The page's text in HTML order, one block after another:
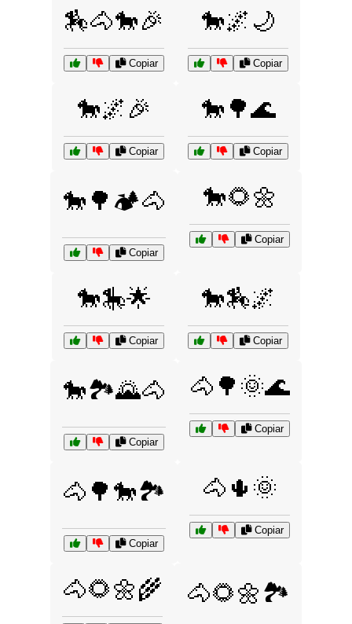
🏇🐴🐎🎉
Copiar
🐎🌌🌙
Copiar
🐎🌌🎉
Copiar
🐎🌳🌊
Copiar
🐎🌳🏕️🐴
Copiar
🐎🌻🌼
Copiar
🐎🎠🌟
Copiar
🐎🏇🌌
Copiar
🐎🏞️🌄🐴
Copiar
🐴🌳🌞🌊
Copiar
🐴🌳🐎🏞️
Copiar
🐴🌵🌞
Copiar
🐴🌻🌼🌾 🐴🌻🌼🏞️